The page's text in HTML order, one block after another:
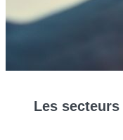
Les secteurs